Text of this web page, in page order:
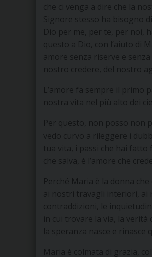
che ci venga a dire che la
Signore stesso ha bisogno
Dio per me, per te, per noi,
questo a Dio, con l’aiuto di
amore senza riserve e
nostro credere, del nostro
L’amore fa sempre il primo
nostra vita nel più alto dei
Per questo, non posso non
vedo curvo a rileggere i
tua vita, i passi che hai fatto
che salva, è l’amore che
Perché Maria è la donna
ai nostri travagli interiori, ai
contraddizioni, le
in cui trovare la via, la verità
la speranza nasce e rinasce
Maria è colmata di grazia,